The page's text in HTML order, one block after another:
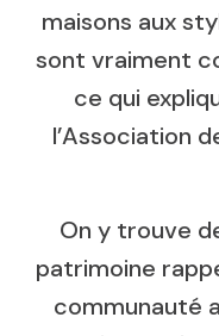
maisons aux
sont vraiment
ce qui
l’Association
On y trouve
patrimoine
communauté